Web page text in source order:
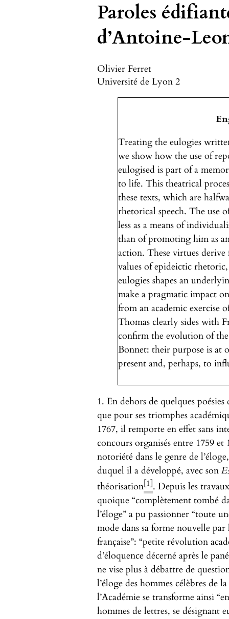
Paroles
d’Antoine-
Olivier Ferret
Université de Lyon 2
Treating the eulogies
we show how the use of
eulogised is part of a
to life. This theatrical
these texts, which are
rhetorical speech. The use
less as a means of
than of promoting him as
action. These virtues derive
values of epideictic
eulogies shapes an
make a pragmatic impact
from an academic exercise
Thomas clearly sides with
confirm the evolution of
Bonnet: their purpose is at
present and, perhaps, to
1. En dehors de quelques
que pour ses triomphes
1767, il remporte en effet sans
concours organisés entre 1759
notoriété dans le genre de
duquel il a développé, avec son
théorisation [1] . Depuis les
quoique “complètement tombé
l’éloge” a pu passionner “toute
mode dans sa forme nouvelle
française”: “petite révolution
d’éloquence décerné après le
ne vise plus à débattre de
l’éloge des hommes célèbres de
l’Académie se transforme ainsi
hommes de lettres, se désignant